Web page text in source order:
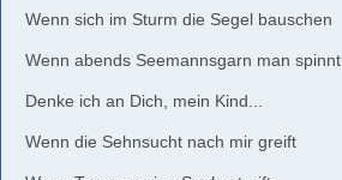
Wenn sich im Sturm die Segel bauschen
Wenn abends Seemannsgarn man spinnt
Denke ich an Dich, mein Kind...
Wenn die Sehnsucht nach mir greift